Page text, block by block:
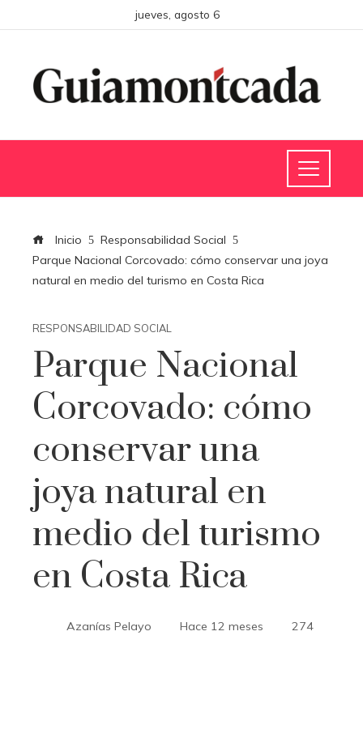
jueves, agosto 6
Inicio
Responsabilidad Social
Parque Nacional Corcovado: cómo conservar una joya
natural en medio del turismo en Costa Rica
RESPONSABILIDAD SOCIAL
Parque Nacional
Corcovado: cómo
conservar una
joya natural en
medio del turismo
en Costa Rica
Azanías Pelayo Hace 12 meses 274